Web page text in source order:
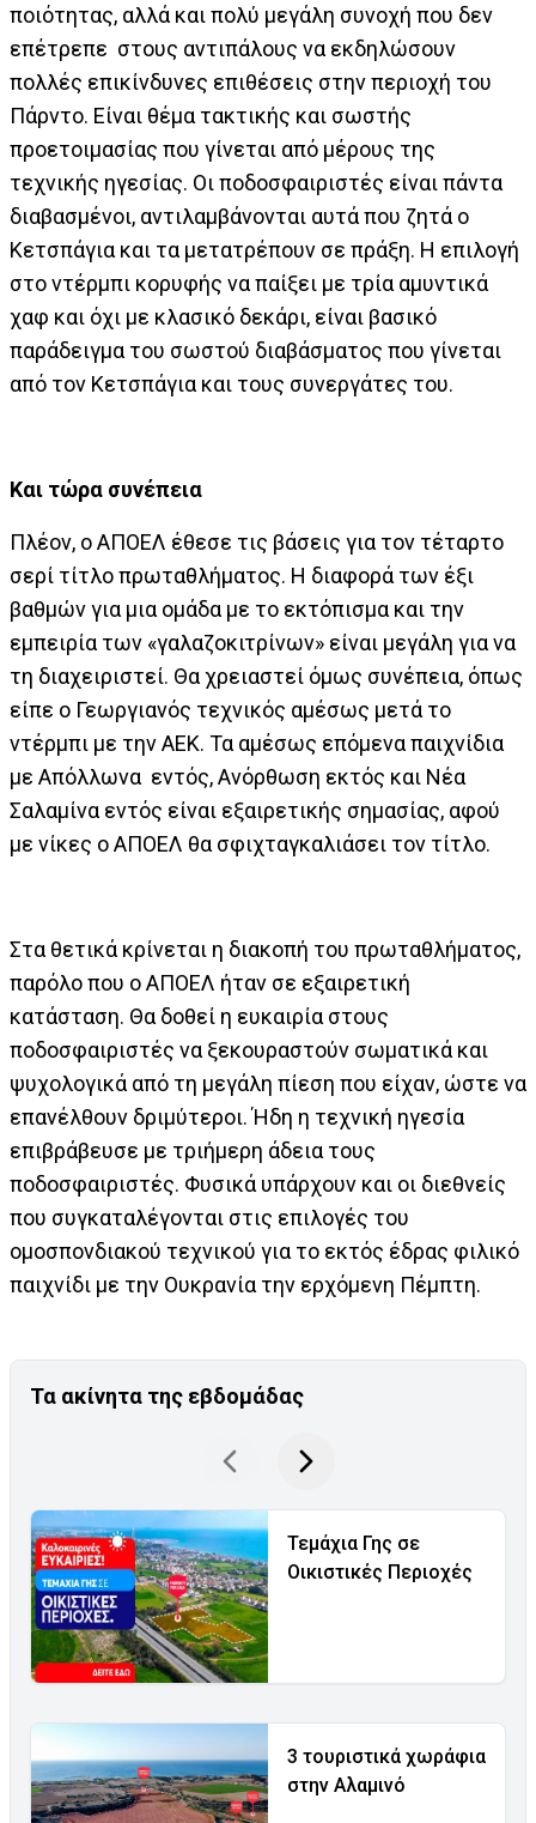
ποιότητας, αλλά και πολύ μεγάλη συνοχή που δεν
επέτρεπε στους αντιπάλους να εκδηλώσουν
πολλές επικίνδυνες επιθέσεις στην περιοχή του
Πάρντο. Είναι θέμα τακτικής και σωστής
προετοιμασίας που γίνεται από μέρους της
τεχνικής ηγεσίας. Οι ποδοσφαιριστές είναι πάντα
διαβασμένοι, αντιλαμβάνονται αυτά που ζητά ο
Κετσπάγια και τα μετατρέπουν σε πράξη. Η επιλογή
στο ντέρμπι κορυφής να παίξει με τρία αμυντικά
χαφ και όχι με κλασικό δεκάρι, είναι βασικό
παράδειγμα του σωστού διαβάσματος που γίνεται
από τον Κετσπάγια και τους συνεργάτες του.
Και τώρα συνέπεια
Πλέον, ο ΑΠΟΕΛ έθεσε τις βάσεις για τον τέταρτο
σερί τίτλο πρωταθλήματος. Η διαφορά των έξι
βαθμών για μια ομάδα με το εκτόπισμα και την
εμπειρία των «γαλαζοκιτρίνων» είναι μεγάλη για να
τη διαχειριστεί. Θα χρειαστεί όμως συνέπεια, όπως
είπε ο Γεωργιανός τεχνικός αμέσως μετά το
ντέρμπι με την ΑΕΚ. Τα αμέσως επόμενα παιχνίδια
με Απόλλωνα εντός, Ανόρθωση εκτός και Νέα
Σαλαμίνα εντός είναι εξαιρετικής σημασίας, αφού
με νίκες ο ΑΠΟΕΛ θα σφιχταγκαλιάσει τον τίτλο.
Στα θετικά κρίνεται η διακοπή του πρωταθλήματος,
παρόλο που ο ΑΠΟΕΛ ήταν σε εξαιρετική
κατάσταση. Θα δοθεί η ευκαιρία στους
ποδοσφαιριστές να ξεκουραστούν σωματικά και
ψυχολογικά από τη μεγάλη πίεση που είχαν, ώστε να
επανέλθουν δριμύτεροι. Ήδη η τεχνική ηγεσία
επιβράβευσε με τριήμερη άδεια τους
ποδοσφαιριστές. Φυσικά υπάρχουν και οι διεθνείς
που συγκαταλέγονται στις επιλογές του
ομοσπονδιακού τεχνικού για το εκτός έδρας φιλικό
παιχνίδι με την Ουκρανία την ερχόμενη Πέμπτη.
Τα ακίνητα της εβδομάδας
Τεμάχια Γης σε
Οικιστικές Περιοχές
3 τουριστικά χωράφια
στην Αλαμινό